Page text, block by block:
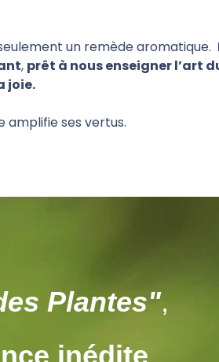
un remède aromatique.
, prêt à nous enseigner l’art
joie.
amplifie ses vertus.
Plantes",
inédite